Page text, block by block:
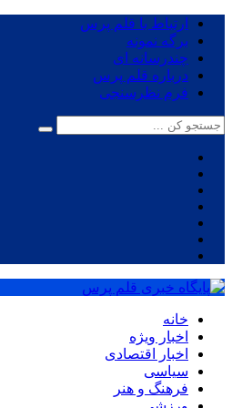
ارتباط با قلم پرس
برگه نمونه
چندرسانه ای
درباره قلم پرس
فرم نظرسنجی
خانه
اخبار ویژه
اخبار اقتصادی
سیاسی
فرهنگ و هنر